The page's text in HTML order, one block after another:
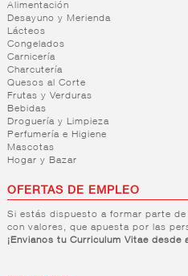
Alimentación
Desayuno y Merienda
Lácteos
Congelados
Carnicería
Charcutería
Quesos al Corte
Frutas y Verduras
Bebidas
Droguería y Limpieza
Perfumería e Higiene
Mascotas
Hogar y Bazar
OFERTAS DE EMPLEO
Si estás dispuesto a formar parte de
con valores, que apuesta por las
¡Envianos tu Curriculum Vitae desde